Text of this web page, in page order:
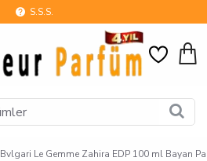
S.S.S.
Bvlgari Le Gemme Zahira EDP 100 ml Bayan